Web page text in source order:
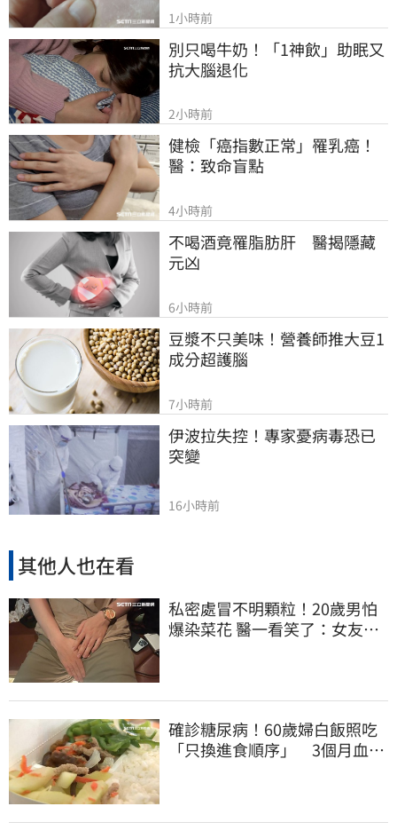
1小時前
別只喝牛奶！「1神飲」助眠又
抗大腦退化
2小時前
健檢「癌指數正常」罹乳癌！
醫：致命盲點
4小時前
不喝酒竟罹脂肪肝　醫揭隱藏
元凶
6小時前
豆漿不只美味！營養師推大豆1
成分超護腦
7小時前
伊波拉失控！專家憂病毒恐已
突變
16小時前
其他人也在看
私密處冒不明顆粒！20歲男怕
爆染菜花 醫一看笑了：女友常
確診糖尿病！60歲婦白飯照吃
「只換進食順序」 3個月血糖